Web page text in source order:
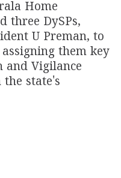
Home
three DySPs,
U Preman, to
them key
and Vigilance
the state's